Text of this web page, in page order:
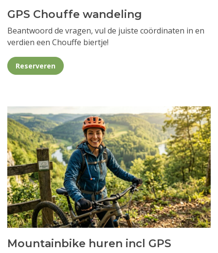
GPS Chouffe wandeling
Beantwoord de vragen, vul de juiste coördinaten in en
verdien een Chouffe biertje!
Reserveren
Mountainbike huren incl GPS